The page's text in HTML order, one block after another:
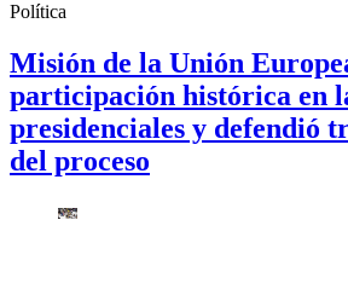
Política
Misión de la Unión
participación histórica en
presidenciales y defendió
del proceso